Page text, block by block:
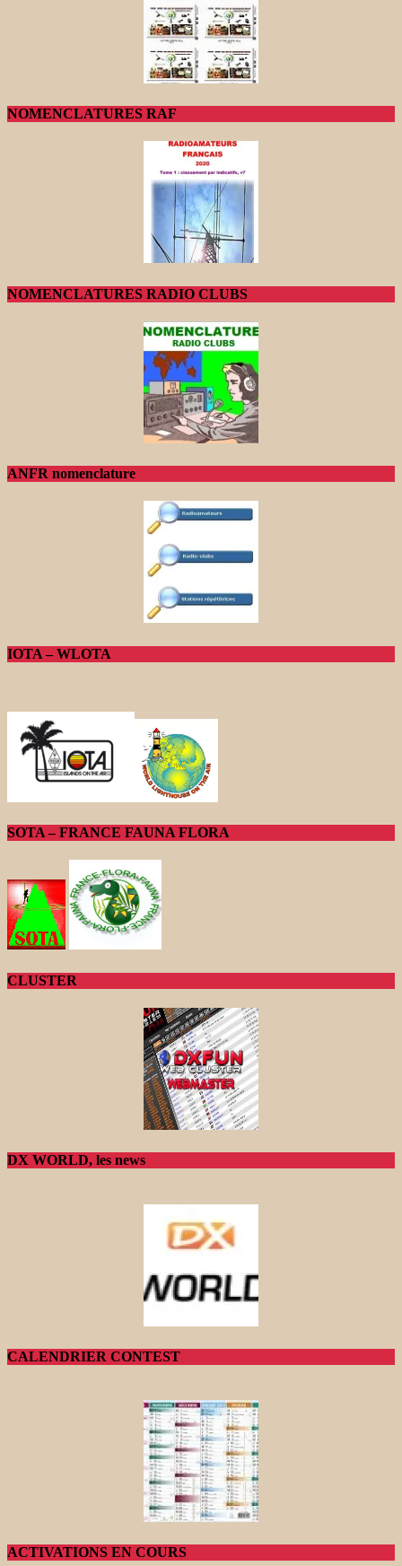
NOMENCLATURES RAF
NOMENCLATURES RADIO CLUBS
ANFR nomenclature
IOTA – WLOTA
SOTA – FRANCE FAUNA FLORA
CLUSTER
DX WORLD, les news
CALENDRIER CONTEST
ACTIVATIONS EN COURS